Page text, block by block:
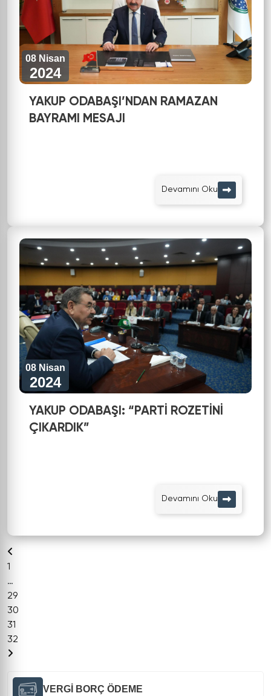
08 Nisan
2024
YAKUP ODABAŞI’NDAN RAMAZAN
BAYRAMI MESAJI
Devamını Oku
08 Nisan
2024
YAKUP ODABAŞI: “PARTİ ROZETİNİ
ÇIKARDIK”
Devamını Oku
1
…
29
30
31
32
VERGİ BORÇ ÖDEME